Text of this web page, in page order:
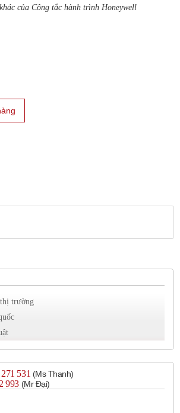
của Công tắc hành trình Honeywell
trường
531 (Ms Thanh)
993​ (Mr Đại)